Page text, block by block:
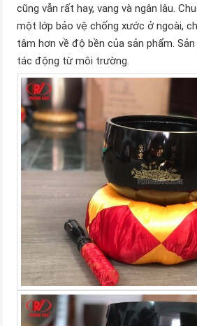
cũng vẫn rất hay, vang và ngân lâu.
một lớp bảo vệ chống xước ở ngoài,
tâm hơn về độ bền của sản phẩm.
tác động từ môi trường.